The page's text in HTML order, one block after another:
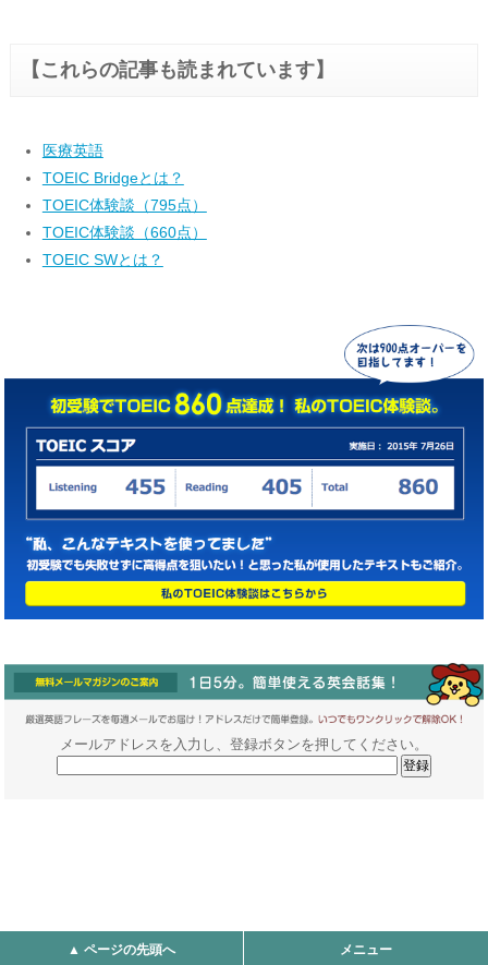
【これらの記事も読まれています】
医療英語
TOEIC Bridgeとは？
TOEIC体験談（795点）
TOEIC体験談（660点）
TOEIC SWとは？
メールアドレスを入力し、登録ボタンを押してください。
▲ ページの先頭へ メニュー